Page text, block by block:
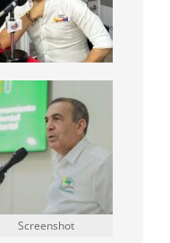
Screenshot